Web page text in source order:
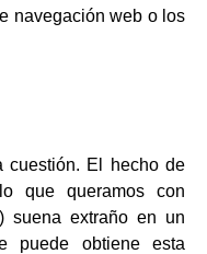
navegación web o los
cuestión. El hecho de
que queramos con
suena extraño en un
puede obtiene esta